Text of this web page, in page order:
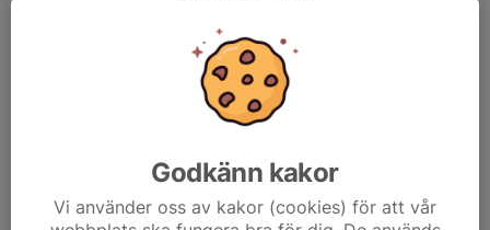
Godkänn kakor
Vi använder oss av kakor (cookies) för att vår